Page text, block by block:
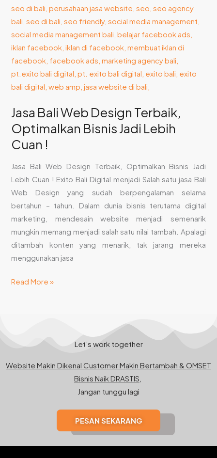
Jasa Bali Web Design Terbaik,
Optimalkan Bisnis Jadi Lebih
Cuan !
Jasa Bali Web Design Terbaik, Optimalkan Bisnis Jadi
Lebih Cuan ! Exito Bali Digital menjadi Salah satu jasa Bali
Web Design yang sudah berpengalaman selama
bertahun – tahun. Dalam dunia bisnis terutama digital
marketing, mendesain website menjadi semenarik
mungkin memang menjadi salah satu nilai tambah. Apalagi
ditambah konten yang menarik, tak jarang mereka
menggunakan jasa
Design
Terbaik,
Optimalkan
Bisnis
Jadi
Lebih
Cuan
Read More »
Let’s work together
Website Makin Dikenal Customer Makin Bertambah & OMSET
Bisnis Naik DRASTIS,
Jangan tunggu lagi
PESAN SEKARANG